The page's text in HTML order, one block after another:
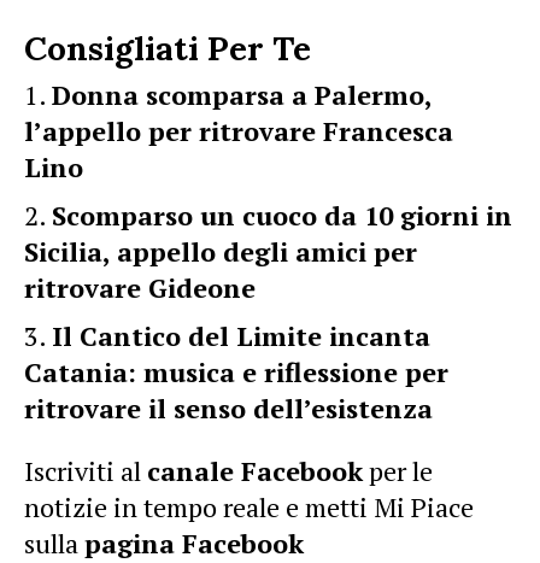
Consigliati Per Te
Donna scomparsa a Palermo,
l’appello per ritrovare Francesca
Lino
Scomparso un cuoco da 10 giorni in
Sicilia, appello degli amici per
ritrovare Gideone
Il Cantico del Limite incanta
Catania: musica e riflessione per
ritrovare il senso dell’esistenza
Iscriviti al canale Facebookper le
notizie in tempo reale e metti Mi Piace
sullapagina Facebook